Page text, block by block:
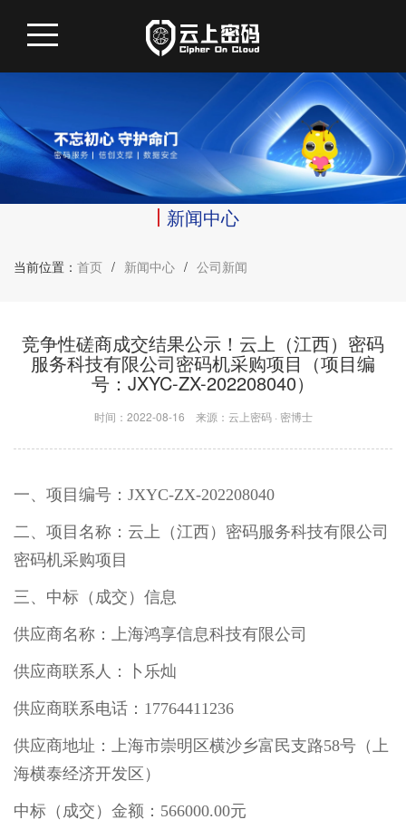
新闻中心
当前位置： 首页 / 新闻中心 / 公司新闻
竞争性磋商成交结果公示！云上（江西）密码
服务科技有限公司密码机采购项目（项目编
号：JXYC-ZX-202208040）
时间：2022-08-16 来源：云上密码 · 密博士
一、项目编号：JXYC-ZX-202208040
二、项目名称：云上（江西）密码服务科技有限公司
密码机采购项目
三、中标（成交）信息
供应商名称：上海鸿享信息科技有限公司
供应商联系人：卜乐灿
供应商联系电话：17764411236
供应商地址：上海市崇明区横沙乡富民支路58号（上
海横泰经济开发区）
中标（成交）金额：566000.00元